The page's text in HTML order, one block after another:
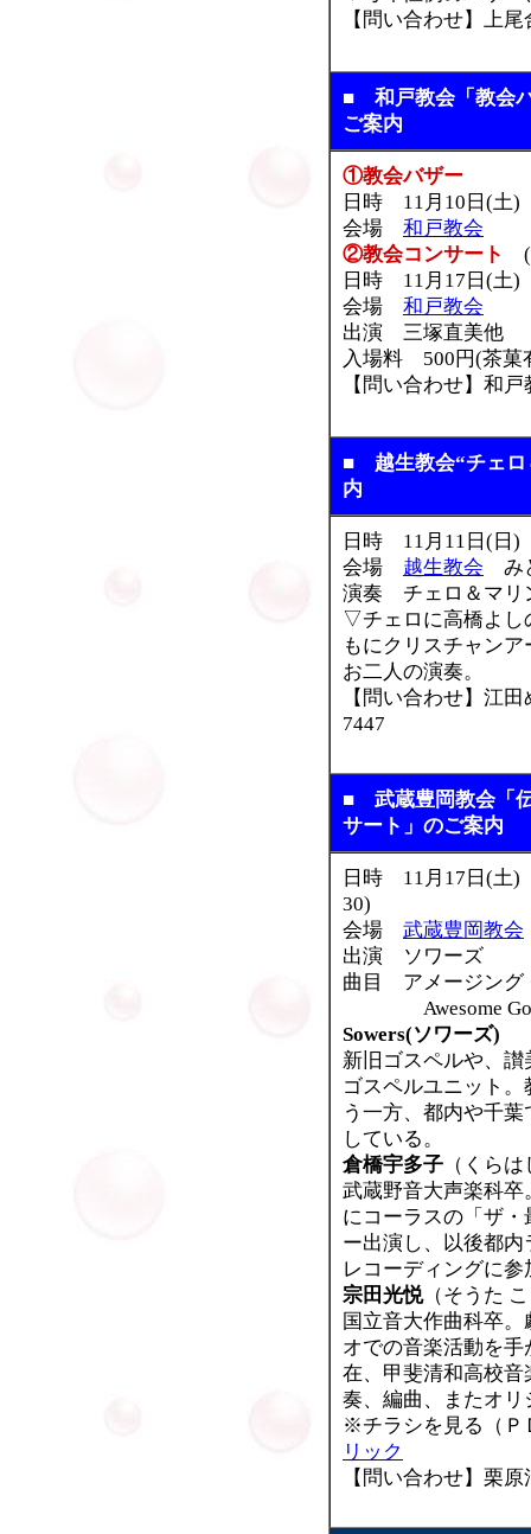
【問い合わせ】上
■ 和戸教会「教会
ご案内
①教会バザー
日時 11月10日(土)
会場 和戸教会
②教会コンサート
(
日時 11月17日(土)
会場 和戸教会
出演 三塚直美他
入場料 500円(茶菓
【問い合わせ】和
■ 越生教会“チェロ
内
日時 11月11日(日)
会場 越生教会 み
演奏 チェロ＆マリ
▽チェロに高橋よし
もにクリスチャン
お二人の演奏。
【問い合わせ】江
7447
■ 武蔵豊岡教会「
サート」のご案内
日時 11月17日(土
30)
会場 武蔵豊岡教会
出演 ソワーズ
曲目 アメージング
Awesome God
Sowers(ソワーズ)
新旧ゴスペルや、
ゴスペルユニット
う一方、都内や千
している。
倉橋宇多子 （くら
武蔵野音大声楽科
にコーラスの「ザ
ー出演し、以後都
レコーディングに参
宗田光悦（そうた
国立音大作曲科卒
オでの音楽活動を
在、甲斐清和高校
奏、編曲、またオ
※チラシを見る（
リック
【問い合わせ】栗